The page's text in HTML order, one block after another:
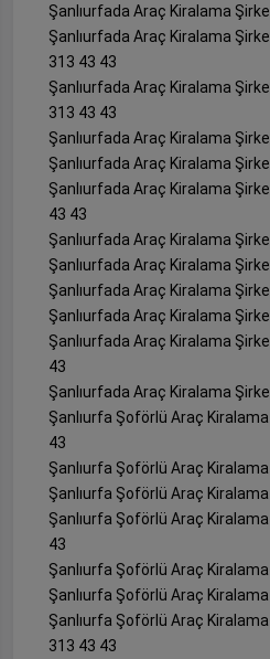
Şanlıurfada Araç Kiralama
Şanlıurfada Araç Kiralama
313 43 43
Şanlıurfada Araç Kiralama
313 43 43
Şanlıurfada Araç Kiralama
Şanlıurfada Araç Kiralama
Şanlıurfada Araç Kiralama
43 43
Şanlıurfada Araç Kiralama
Şanlıurfada Araç Kiralama
Şanlıurfada Araç Kiralama
Şanlıurfada Araç Kiralama
Şanlıurfada Araç Kiralama
43
Şanlıurfada Araç Kiralama
Şanlıurfa Şoförlü Araç
43
Şanlıurfa Şoförlü Araç
Şanlıurfa Şoförlü Araç
Şanlıurfa Şoförlü Araç
43
Şanlıurfa Şoförlü Araç
Şanlıurfa Şoförlü Araç
Şanlıurfa Şoförlü Araç
313 43 43